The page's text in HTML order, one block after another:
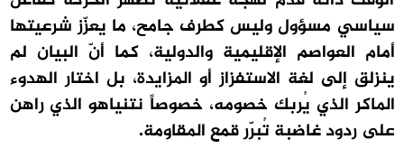
سياسي مسؤول وليس كطرف جامح، ما يعزّز شرعيتها
أمام العواصم الإقليمية والدولية، كما أنّ البيان لم
ينزلق إلى لغة الاستفزاز أو المزايدة، بل اختار الهدوء
الماكر الذي يُربك خصومه، خصوصاً نتنياهو الذي راهن
على ردود غاضبة تُبرّر قمع المقاومة.